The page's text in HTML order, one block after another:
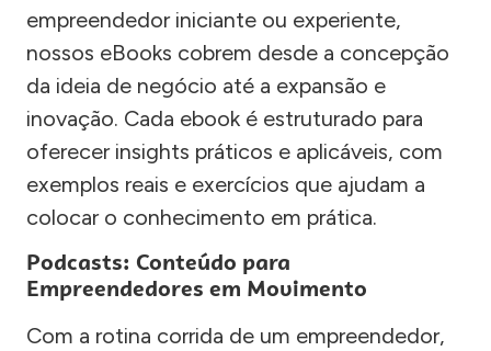
empreendedor iniciante ou experiente,
nossos eBooks cobrem desde a concepção
da ideia de negócio até a expansão e
inovação. Cada ebook é estruturado para
oferecer insights práticos e aplicáveis, com
exemplos reais e exercícios que ajudam a
colocar o conhecimento em prática.
Podcasts: Conteúdo para
Empreendedores em Movimento
Com a rotina corrida de um empreendedor,